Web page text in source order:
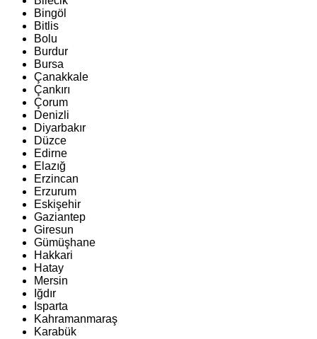
Bingöl
Bitlis
Bolu
Burdur
Bursa
Çanakkale
Çankırı
Çorum
Denizli
Diyarbakır
Düzce
Edirne
Elazığ
Erzincan
Erzurum
Eskişehir
Gaziantep
Giresun
Gümüşhane
Hakkari
Hatay
Mersin
Iğdır
Isparta
Kahramanmaraş
Karabük